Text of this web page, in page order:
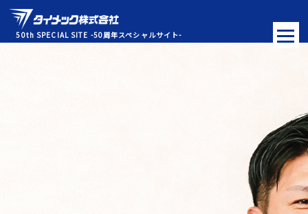
50th SPECIAL SITE -50周年スペシャルサイト-